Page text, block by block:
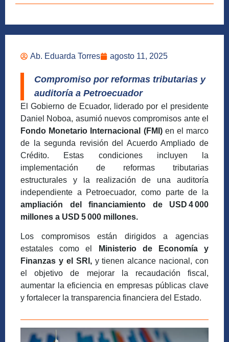
Ab. Eduarda Torres agosto 11, 2025
Compromiso por reformas tributarias y
auditoría a Petroecuador
El Gobierno de Ecuador, liderado por el presidente
Daniel Noboa, asumió nuevos compromisos ante el
Fondo Monetario Internacional (FMI)en el marco
de la segunda revisión del Acuerdo Ampliado de
Crédito. Estas condiciones incluyen la
implementación de reformas tributarias
estructurales y la realización de una auditoría
independiente a Petroecuador, como parte de la
ampliación del financiamiento de USD 4 000
millones a USD 5 000 millones.
Los compromisos están dirigidos a agencias
estatales como el
Ministerio de Economía y
Finanzas y el SRI,y tienen alcance nacional, con
el objetivo de mejorar la recaudación fiscal,
aumentar la eficiencia en empresas públicas clave
y fortalecer la transparencia financiera del Estado.